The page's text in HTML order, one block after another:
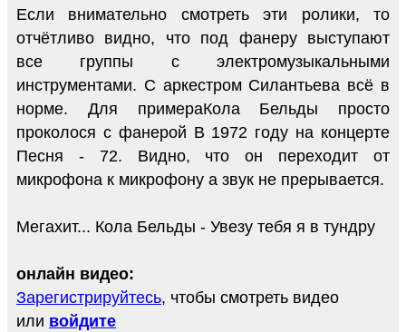
Если внимательно смотреть эти ролики, то
отчётливо видно, что под фанеру выступают
все группы с электромузыкальными
инструментами. С аркестром Силантьева всё в
норме. Для примераКола Бельды просто
проколося с фанерой В 1972 году на концерте
Песня - 72. Видно, что он переходит от
микрофона к микрофону а звук не прерывается.
Мегахит... Кола Бельды - Увезу тебя я в тундру
онлайн видео:
Зарегистрируйтесь, чтобы смотреть видео
или войдите